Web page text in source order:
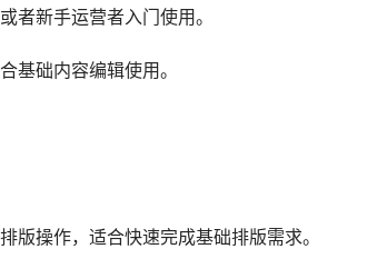
者新手运营者入门使用。
基础内容编辑使用。
操作，适合快速完成基础排版需求。